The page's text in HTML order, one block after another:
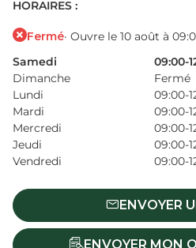
HORAIRES :
Fermé· Ouvre le 10 août à
Samedi
09:00-
Dimanche
Fermé
Lundi
09:00-
Mardi
09:00-
Mercredi
09:00-
Jeudi
09:00-
Vendredi
09:00-
ENVOYER
ENVOYER MON